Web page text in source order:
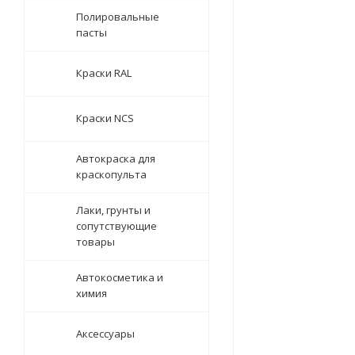
Полировальные
пасты
Краски RAL
Краски NCS
Автокраска для
краскопульта
Лаки, грунты и
сопутствующие
товары
Автокосметика и
химия
Аксессуары